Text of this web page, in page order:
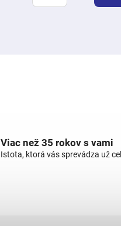
Viac než 35 rokov s vami
Istota, ktorá vás sprevádza už